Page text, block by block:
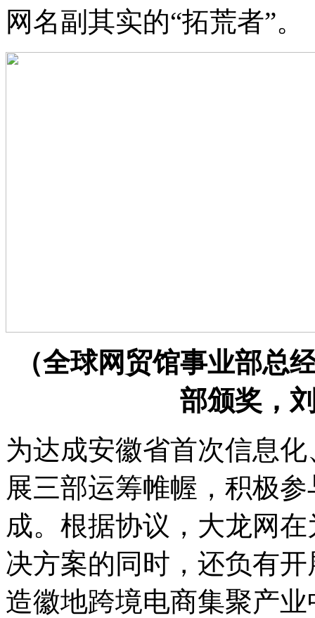
网名副其实的“拓荒者”。
（全球网贸馆事业部总
部颁奖，
为达成安徽省首次信息
展三部运筹帷幄，积极
成。根据协议，大龙网
决方案的同时，还负有
造徽地跨境电商集聚产